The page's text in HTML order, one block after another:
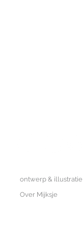
ontwerp & illustratie
Over Mijksje